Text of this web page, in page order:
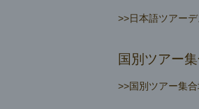
>>日本語ツアー
国別ツアー
>>国別ツアー集